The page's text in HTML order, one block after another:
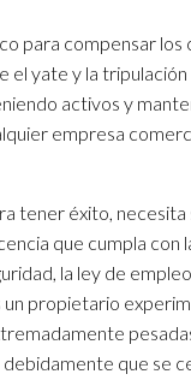
para compensar
el yate y la
activos y
empresa
tener éxito,
que cumpla con
la ley de
propietario
que se